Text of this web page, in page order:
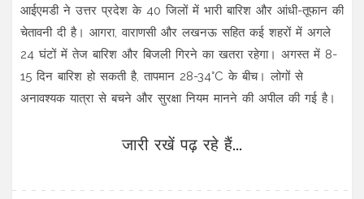
आईएमडी ने उत्तर प्रदेश के 40 जिलों में भारी बारिश और आंधी-तूफान की
चेतावनी दी है। आगरा, वाराणसी और लखनऊ सहित कई शहरों में अगले
24 घंटों में तेज बारिश और बिजली गिरने का खतरा रहेगा। अगस्त में 8-
15 दिन बारिश हो सकती है, तापमान 28-34°C के बीच। लोगों से
अनावश्यक यात्रा से बचने और सुरक्षा नियम मानने की अपील की गई है।
जारी रखें पढ़ रहे हैं...